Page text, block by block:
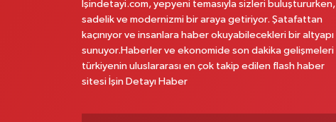
İşindetayi.com, yepyeni temasıyla sizleri buluştururken,
sadelik ve modernizmi bir araya getiriyor. Şatafattan
kaçınıyor ve insanlara haber okuyabilecekleri bir altyapı
sunuyor.Haberler ve ekonomide son dakika gelişmeleri
türkiyenin uluslararası en çok takip edilen flash haber
sitesi İşin Detayı Haber